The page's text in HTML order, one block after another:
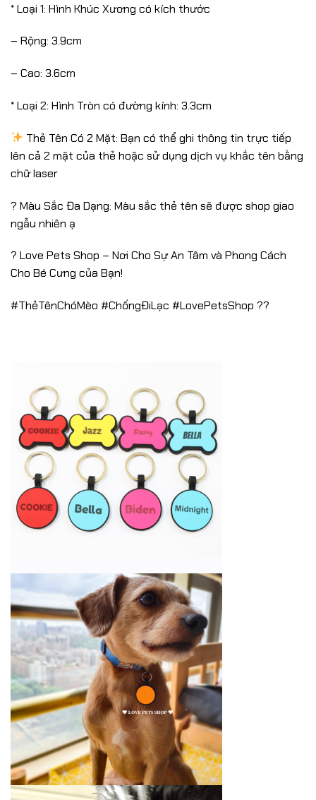
* Loại 1: Hình Khúc Xương có kích thước
– Rộng: 3.9cm
– Cao: 3.6cm
* Loại 2: Hình Tròn có đường kính: 3.3cm
Thẻ Tên Có 2 Mặt: Bạn có thể ghi thông tin trực tiếp
lên cả 2 mặt của thẻ hoặc sử dụng dịch vụ khắc tên bằng
chữ laser
? Màu Sắc Đa Dạng: Màu sắc thẻ tên sẽ được shop giao
ngẫu nhiên ạ
? Love Pets Shop – Nơi Cho Sự An Tâm và Phong Cách
Cho Bé Cưng của Bạn!
#ThẻTênChóMèo #ChốngĐiLạc #LovePetsShop ??️